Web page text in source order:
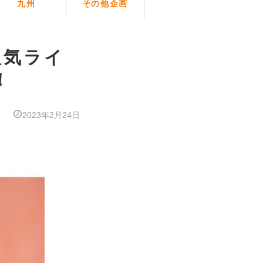
九州 その他企画
ライ
2023年2月24日